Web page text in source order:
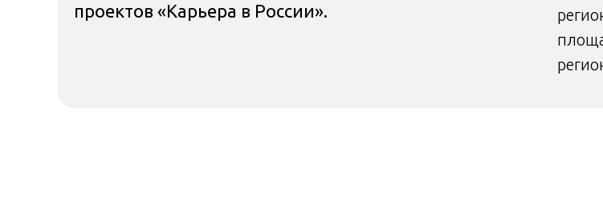
проектов «Карьера в России».